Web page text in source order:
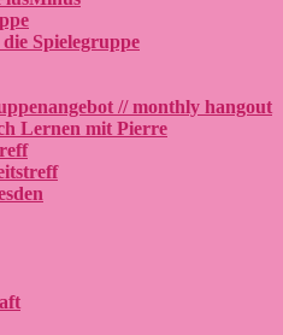
Spielegruppe
// monthly hangout
Lernen mit Pierre